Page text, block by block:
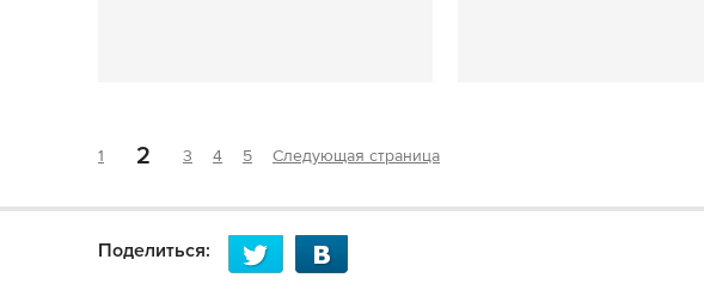
1 2 3 4 5 Следующая страница
Поделиться: